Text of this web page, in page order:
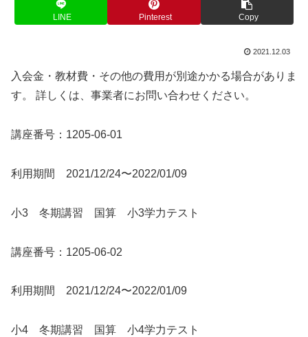
LINE Pinterest Copy
2021.12.03
入会金・教材費・その他の費用が別途かかる場合がありま
す。 詳しくは、事業者にお問い合わせください。
講座番号：1205-06-01
利用期間 2021/12/24〜2022/01/09
小3 冬期講習 国算 小3学力テスト
講座番号：1205-06-02
利用期間 2021/12/24〜2022/01/09
小4 冬期講習 国算 小4学力テスト